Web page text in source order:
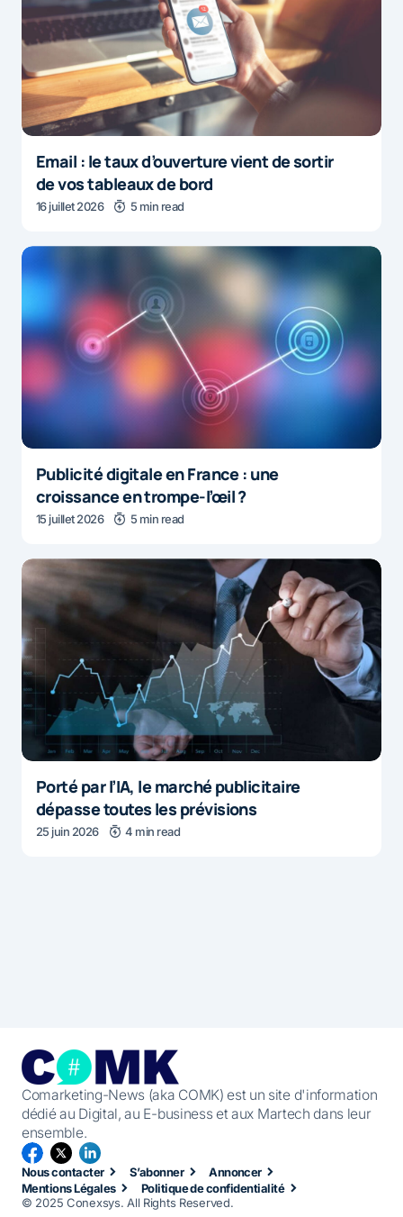
Email : le taux d’ouverture vient de sortir
de vos tableaux de bord
16 juillet 2026 5 min read
Publicité digitale en France : une
croissance en trompe-l’œil ?
15 juillet 2026 5 min read
Porté par l’IA, le marché publicitaire
dépasse toutes les prévisions
25 juin 2026 4 min read
Comarketing-News (aka COMK) est un site d'information
dédié au Digital, au E-business et aux Martech dans leur
ensemble.
Nous contacter S’abonner
Annoncer
Mentions Légales
Politique de confidentialité
© 2025 Conexsys. All Rights Reserved.